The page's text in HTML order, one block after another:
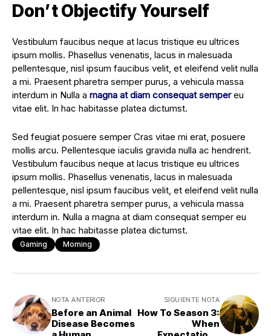
Don’t Objectify Yourself
Vestibulum faucibus neque at lacus tristique eu ultrices
ipsum mollis. Phasellus venenatis, lacus in malesuada
pellentesque, nisl ipsum faucibus velit, et eleifend velit nulla
a mi. Praesent pharetra semper purus, a vehicula massa
interdum in Nulla a magna at diam consequat sempereu
vitae elit. In hac habitasse platea dictumst.
Sed feugiat posuere semper Cras vitae mi erat, posuere
mollis arcu. Pellentesque iaculis gravida nulla ac hendrerit.
Vestibulum faucibus neque at lacus tristique eu ultrices
ipsum mollis. Phasellus venenatis, lacus in malesuada
pellentesque, nisl ipsum faucibus velit, et eleifend velit nulla
a mi. Praesent pharetra semper purus, a vehicula massa
interdum in. Nulla a magna at diam consequat semper eu
vitae elit. In hac habitasse platea dictumst.
Gaming Morning
NOTA ANTERIOR
Before an Animal
Disease Becomes
SIGUIENTE NOTA
How To Season 3:
When